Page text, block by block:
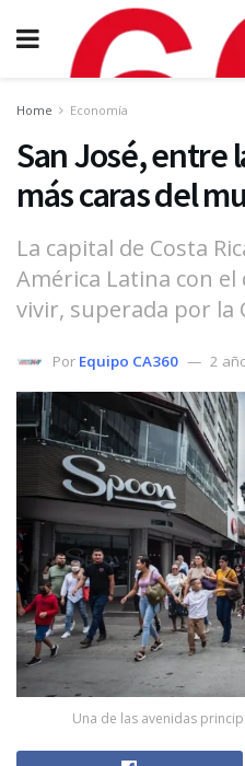
Home Economía
San José, entre
más caras del
La capital de Costa
América Latina con
vivir, superada por la
Por Equipo CA360 2
Una de las avenidas